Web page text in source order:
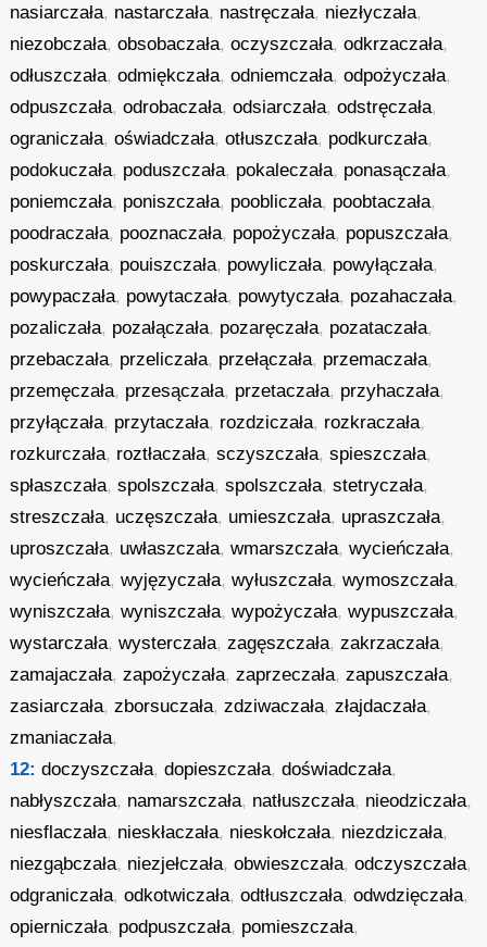
nasiarczała, nastarczała, nastręczała, niezłyczała,
niezobczała,obsobaczała,oczyszczała,odkrzaczała,
odłuszczała,odmiękczała,odniemczała,odpożyczała,
odpuszczała,odrobaczała,odsiarczała,odstręczała,
ograniczała,oświadczała,otłuszczała, podkurczała,
podokuczała, poduszczała, pokaleczała, ponasączała,
poniemczała, poniszczała, poobliczała, poobtaczała,
poodraczała, pooznaczała, popożyczała, popuszczała,
poskurczała, pouiszczała, powyliczała, powyłączała,
powypaczała, powytaczała, powytyczała, pozahaczała,
pozaliczała, pozałączała, pozaręczała, pozataczała,
przebaczała, przeliczała, przełączała, przemaczała,
przemęczała, przesączała, przetaczała, przyhaczała,
przyłączała, przytaczała, rozdziczała, rozkraczała,
rozkurczała, roztłaczała,sczyszczała,spieszczała,
spłaszczała,spolszczała,spolszczała,stetryczała,
streszczała, uczęszczała, umieszczała, upraszczała,
uproszczała, uwłaszczała,wmarszczała,wycieńczała,
wycieńczała,wyjęzyczała,wyłuszczała,wymoszczała,
wyniszczała,wyniszczała,wypożyczała,wypuszczała,
wystarczała,wysterczała,zagęszczała,zakrzaczała,
zamajaczała,zapożyczała,zaprzeczała,zapuszczała,
zasiarczała,zborsuczała,zdziwaczała,złajdaczała,
zmaniaczała,
12: doczyszczała,dopieszczała,doświadczała,
nabłyszczała, namarszczała, natłuszczała, nieodziczała,
niesflaczała, nieskłaczała, nieskołczała, niezdziczała,
niezgąbczała, niezjełczała,obwieszczała,odczyszczała,
odgraniczała,odkotwiczała,odtłuszczała,odwdzięczała,
opierniczała, podpuszczała, pomieszczała,